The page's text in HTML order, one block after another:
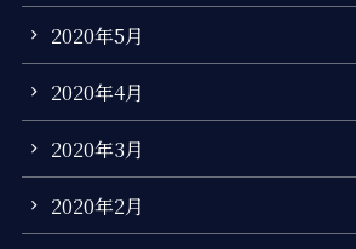
2020年5月
2020年4月
2020年3月
2020年2月